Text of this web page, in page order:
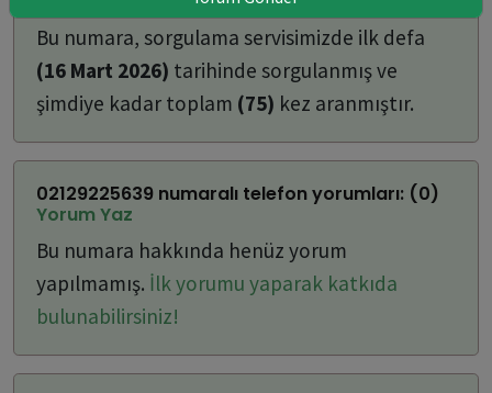
Bu numara, sorgulama servisimizde ilk defa
(16 Mart 2026) tarihinde sorgulanmış ve
şimdiye kadar toplam (75) kez aranmıştır.
02129225639 numaralı telefon yorumları: (0)
Yorum Yaz
Bu numara hakkında henüz yorum
yapılmamış. İlk yorumu yaparak katkıda
bulunabilirsiniz!